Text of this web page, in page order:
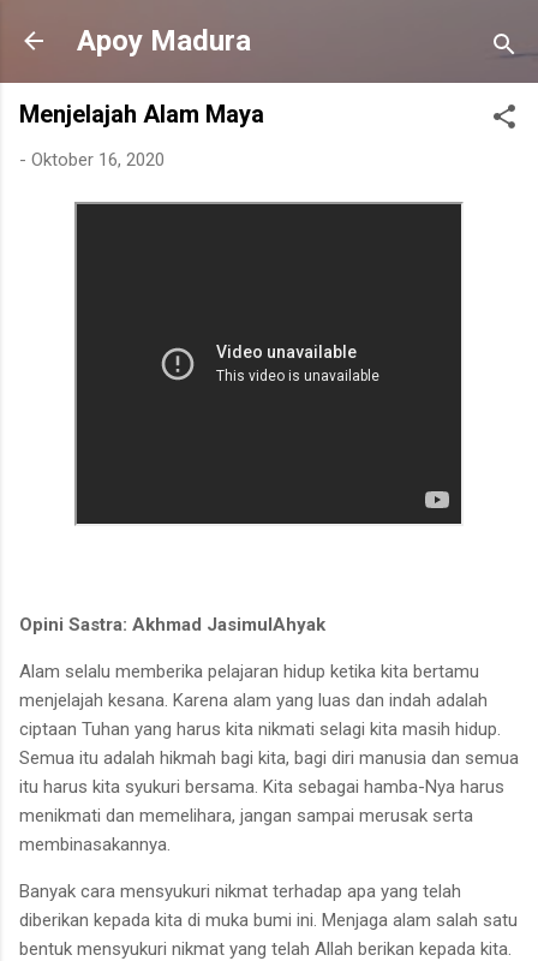
Langsung ke konten utama
Apoy Madura
Menjelajah Alam Maya
- Oktober 16, 2020
Opini Sastra: Akhmad JasimulAhyak
Alam selalu memberika pelajaran hidup ketika kita bertamu
menjelajah kesana. Karena alam yang luas dan indah adalah
ciptaan Tuhan yang harus kita nikmati selagi kita masih hidup.
Semua itu adalah hikmah bagi kita, bagi diri manusia dan semua
itu harus kita syukuri bersama. Kita sebagai hamba-Nya harus
menikmati dan memelihara, jangan sampai merusak serta
membinasakannya.
Banyak cara mensyukuri nikmat terhadap apa yang telah
diberikan kepada kita di muka bumi ini. Menjaga alam salah satu
bentuk mensyukuri nikmat yang telah Allah berikan kepada kita.